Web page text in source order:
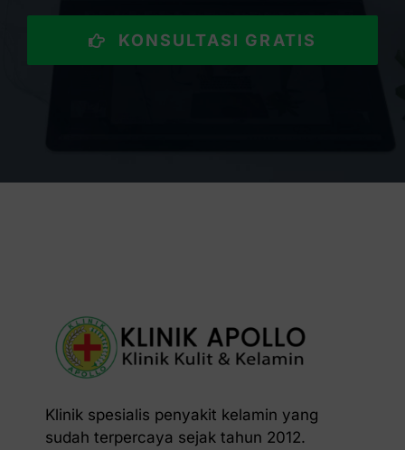
KONSULTASI GRATIS
Klinik spesialis penyakit kelamin yang
sudah terpercaya sejak tahun 2012.